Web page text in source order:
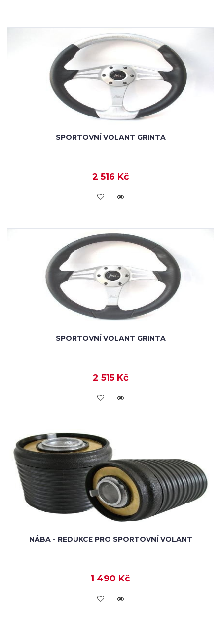
SPORTOVNÍ VOLANT GRINTA
2 516 Kč
VLOŽIT DO KOŠÍKU
SPORTOVNÍ VOLANT GRINTA
2 515 Kč
VLOŽIT DO KOŠÍKU
NÁBA - REDUKCE PRO SPORTOVNÍ VOLANT
1 490 Kč
VLOŽIT DO KOŠÍKU